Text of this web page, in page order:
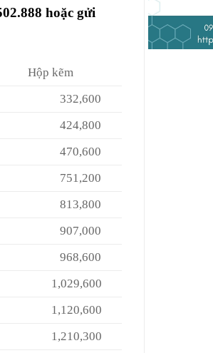
hoặc gửi
Hộp kẽm
332,600
424,800
470,600
751,200
813,800
907,000
968,600
1,029,600
1,120,600
1,210,300